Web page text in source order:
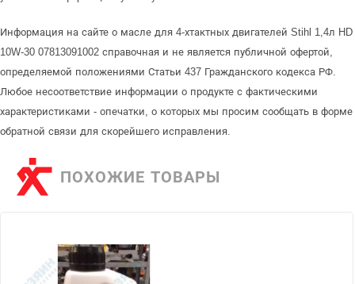
Информация на сайте о масле для 4-хтактных двигателей Stihl 1,4л HD
10W-30 07813091002 справочная и не является публичной офертой,
определяемой положениями Статьи 437 Гражданского кодекса РФ.
Любое несоответствие информации о продукте с фактическими
характеристиками - опечатки, о которых мы просим сообщать в форме
обратной связи для скорейшего исправления.
ПОХОЖИЕ ТОВАРЫ